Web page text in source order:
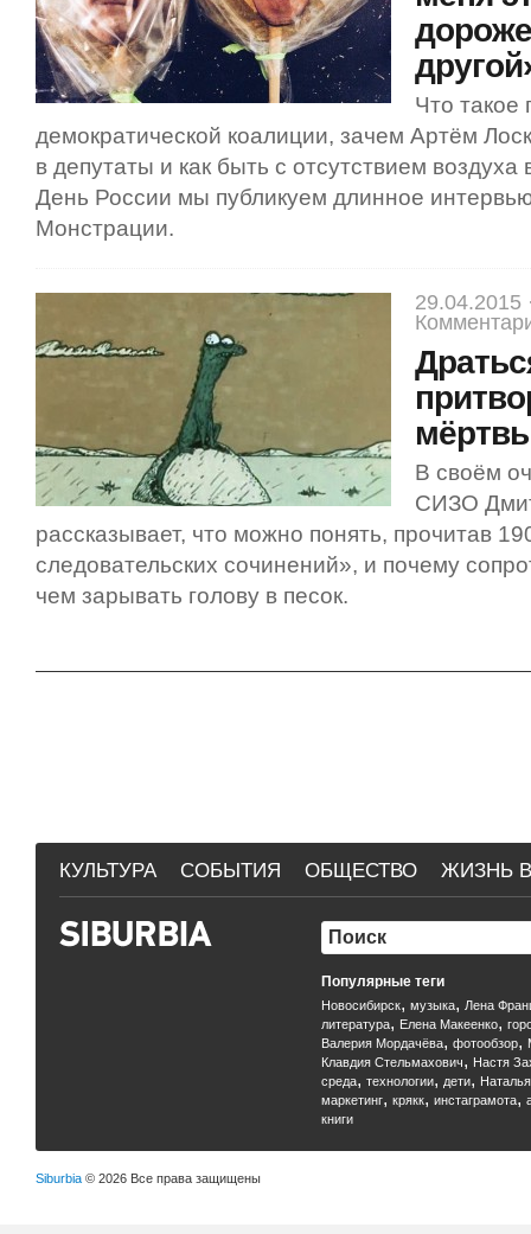
Что такое
демократической коалиции, зачем Артём
в депутаты и как быть с отсутствием
День России мы публикуем длинное
Монстрации.
29.04.2015
В своём
СИЗО
рассказывает, что можно понять, прочитав
следовательских сочинений», и почему
чем зарывать голову в песок.
КУЛЬТУРА СОБЫТИЯ ОБЩЕСТВО ЖИЗНЬ
Популярные теги
Новосибирск, музыка, Лена
литература, Елена Макеенко,
Валерия Мордачёва, фотообзор,
Клавдия Стельмахович, Настя
среда, технологии, дети,
маркетинг, крякк, инстаграмота,
книги
Siburbia © 2026 Все права защищены